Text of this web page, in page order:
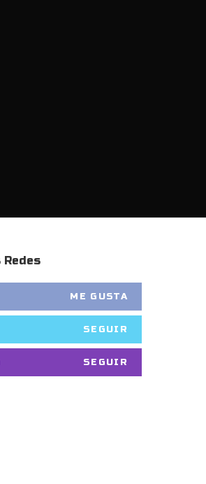
Redes
ME GUSTA
SEGUIR
SEGUIR